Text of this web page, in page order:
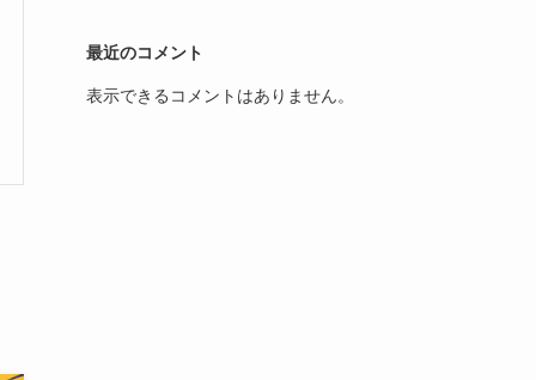
最近のコメント
表示できるコメントはありません。